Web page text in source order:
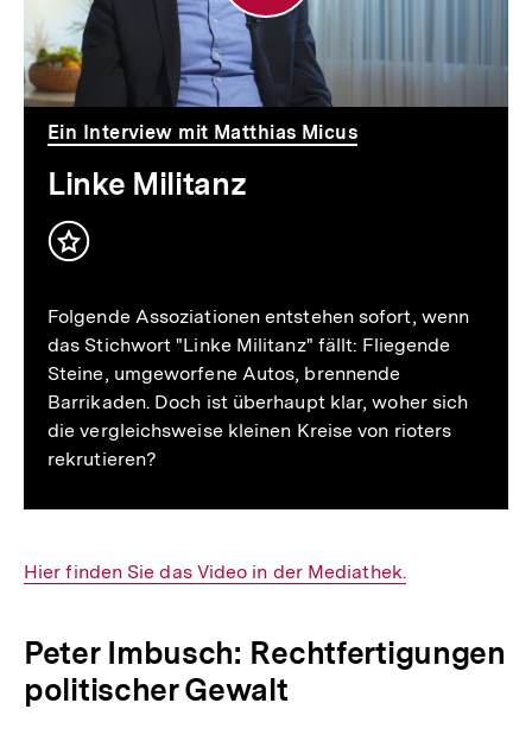
Ein Interview mit Matthias Micus
Linke Militanz
Inhalt
Folgende Assoziationen entstehen sofort, wenn
das Stichwort "Linke Militanz" fällt: Fliegende
Steine, umgeworfene Autos, brennende
Barrikaden. Doch ist überhaupt klar, woher sich
die vergleichsweise kleinen Kreise von rioters
rekrutieren?
Interner
Hier finden Sie das Video in der Mediathek.
Peter Imbusch: Rechtfertigungen
politischer Gewalt